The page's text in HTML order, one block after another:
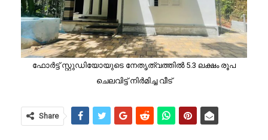
ഫോർട്ട് സ്റ്റുഡിയോയുടെ നേതൃത്വത്തിൽ 5.3 ലക്ഷം രൂപ
ചെലവിട്ട് നിർമിച്ച വീട്
Share